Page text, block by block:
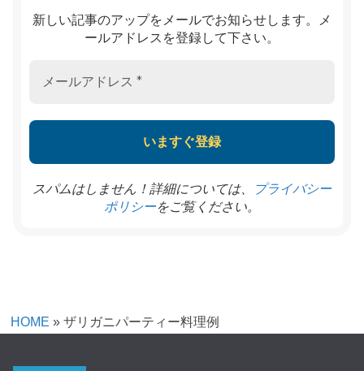
新しい記事のアップをメールでお知らせします。メ
ールアドレスを登録して下さい。
スパムはしません！詳細については、
プライバシー
ポリシーをご覧ください。
HOME » ザリガニパーティー料理例